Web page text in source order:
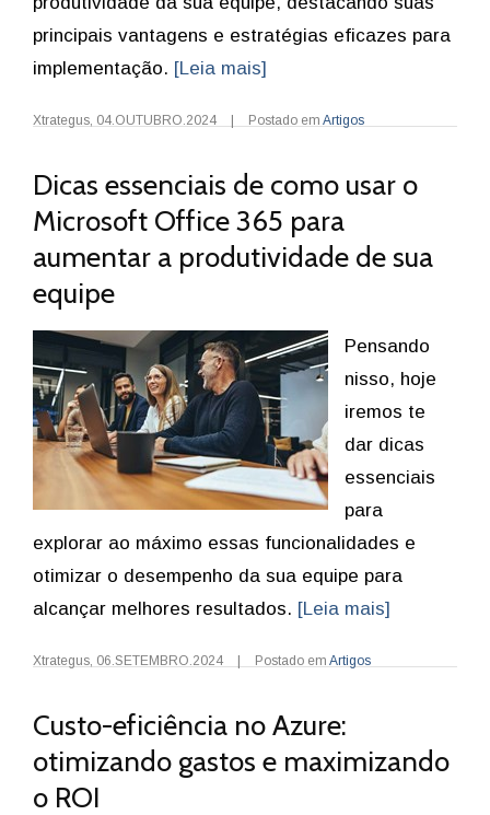
principais vantagens e estratégias eficazes para
implementação. [Leia mais]
Xtrategus, 04.OUTUBRO.2024 Postado em Artigos
Dicas essenciais de como usar o
Microsoft Office 365 para
aumentar a produtividade de sua
equipe
Pensando
nisso, hoje
iremos te
dar dicas
essenciais
para
explorar ao máximo essas funcionalidades e
otimizar o desempenho da sua equipe para
alcançar melhores resultados. [Leia mais]
Xtrategus, 06.SETEMBRO.2024 Postado em Artigos
Custo-eficiência no Azure:
otimizando gastos e maximizando
o ROI